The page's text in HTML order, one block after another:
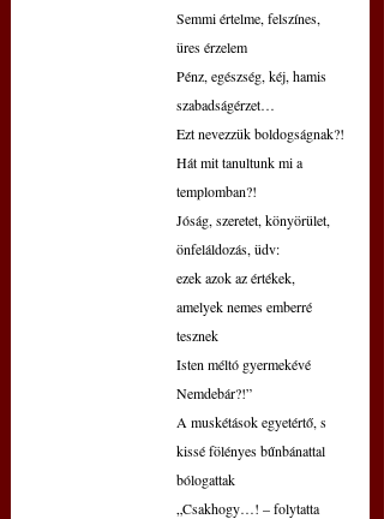
Semmi értelme, felszínes,
üres érzelem
Pénz, egészség, kéj, hamis
szabadságérzet…
Ezt nevezzük boldogságnak?!
Hát mit tanultunk mi a
templomban?!
Jóság, szeretet, könyörület,
önfeláldozás, üdv:
ezek azok az értékek,
amelyek nemes emberré
tesznek
Isten méltó gyermekévé
Nemdebár?!”
A muskétások egyetértő, s
kissé fölényes bűnbánattal
bólogattak
„Csakhogy…! – folytatta